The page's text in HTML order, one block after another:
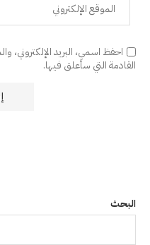
احفظ اسمي، البريد الإلكتروني،
القادمة التي سأعلق فيها.
البحث